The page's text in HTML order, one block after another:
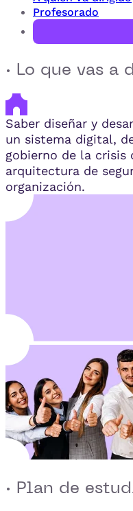
Profesorado
· Lo que vas a
Saber diseñar y
un sistema digital,
gobierno de la crisis
arquitectura de
organización.
· Plan de